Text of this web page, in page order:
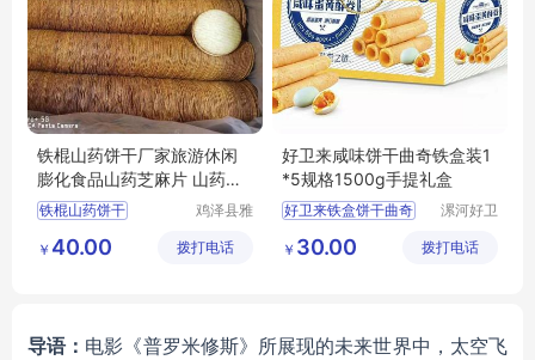
铁棍山药饼干厂家旅游休闲
膨化食品山药芝麻片 山药饼
薄片
铁棍山药饼干
铁棍山药芝麻片
鸡泽县雅
限公司
￥ 40.00 拨打电话
好卫来咸味饼干曲奇铁盒装1
*5规格1500g手提礼盒
好卫来铁盒饼干曲奇
漯河好卫
限公司
￥ 30.00 拨打电话
导语： 电影《普罗米修斯》所展现的未来世界中，太空飞